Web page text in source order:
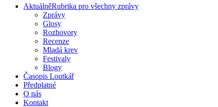
AktuálněRubrika pro všechny zprávy
Zprávy
Glosy
Rozhovory
Recenze
Mladá krev
Festivaly
Blogy
Časopis Loutkář
Předplatné
O nás
Kontakt